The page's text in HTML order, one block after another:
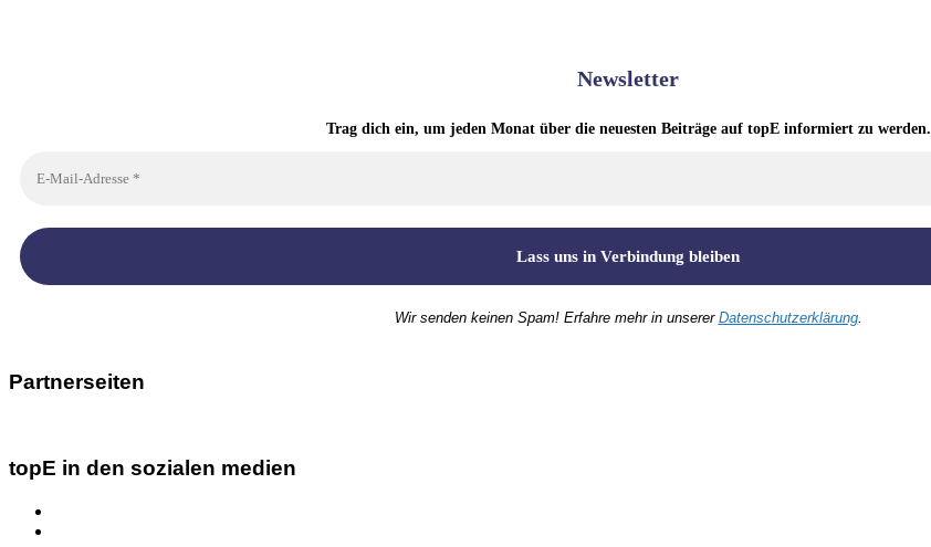
Newsletter
Trag dich ein, um jeden Monat über die neuesten Beiträge auf topE informiert zu werden.
Wir senden keinen Spam! Erfahre mehr in unserer Datenschutzerklärung.
Partnerseiten
topE in den sozialen medien